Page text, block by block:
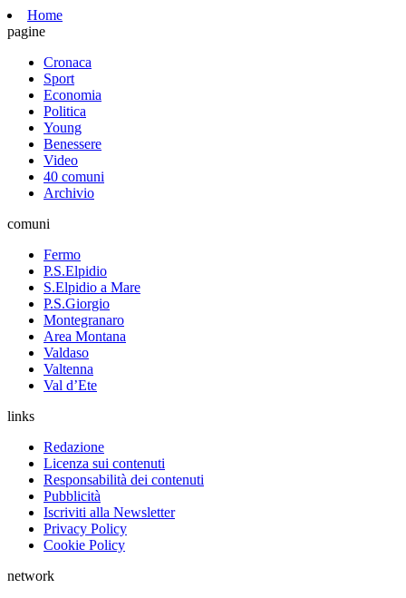
Home
pagine
Cronaca
Sport
Economia
Politica
Young
Benessere
Video
40 comuni
Archivio
comuni
Fermo
P.S.Elpidio
S.Elpidio a Mare
P.S.Giorgio
Montegranaro
Area Montana
Valdaso
Valtenna
Val d’Ete
links
Redazione
Licenza sui contenuti
Responsabilità dei contenuti
Pubblicità
Iscriviti alla Newsletter
Privacy Policy
Cookie Policy
network